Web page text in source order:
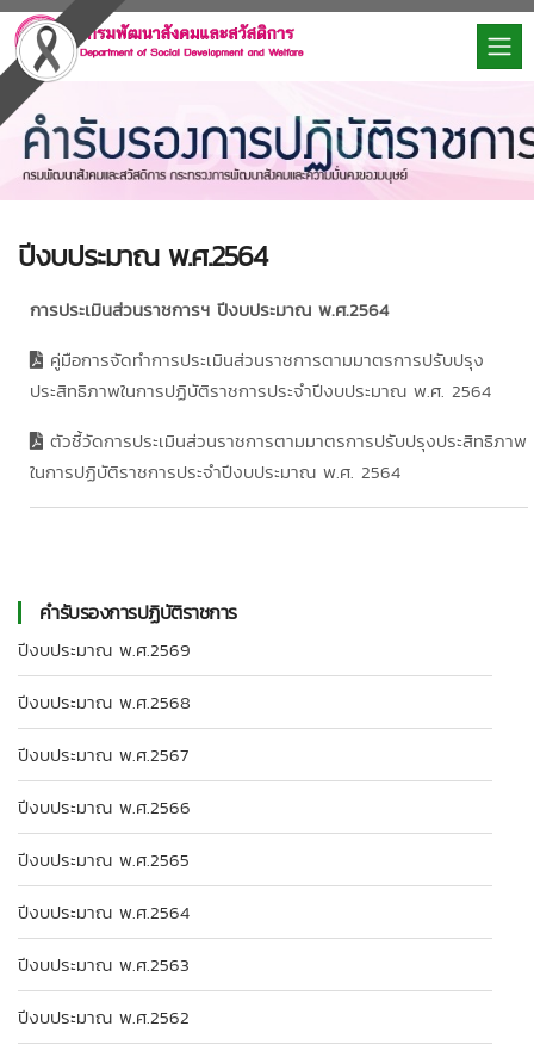
คำรับรองการปฏิบัติราชการ
ปีงบประมาณ พ.ศ.2569
ปีงบประมาณ พ.ศ.2568
ปีงบประมาณ พ.ศ.2567
ปีงบประมาณ พ.ศ.2566
ปีงบประมาณ พ.ศ.2565
ปีงบประมาณ พ.ศ.2564
ปีงบประมาณ พ.ศ.2563
ปีงบประมาณ พ.ศ.2562
ปีงบประมาณ พ.ศ.2564
การประเมินส่วนราชการฯ ปีงบประมาณ พ.ศ.2564
คู่มือการจัดทำการประเมินส่วนราชการตามมาตรการปรับปรุง
ประสิทธิภาพในการปฏิบัติราชการประจำปีงบประมาณ พ.ศ. 2564
ตัวชี้วัดการประเมินส่วนราชการตามมาตรการปรับปรุงประสิทธิภาพ
ในการปฏิบัติราชการประจำปีงบประมาณ พ.ศ. 2564